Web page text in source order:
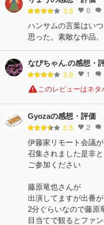
3.8 0
ハンサムの言葉はい
思った。素敵な作品。
なびちゃん.の感想・
3.9 1
このレビューはネタ
Gyozaの感想・評価
3.5 2
伊藤家リモート会議が
召集されました是非と
ご参加ください
藤原竜也さんが
出演してますが出番が
2分ぐらいなので藤原
目当てで観るとファ